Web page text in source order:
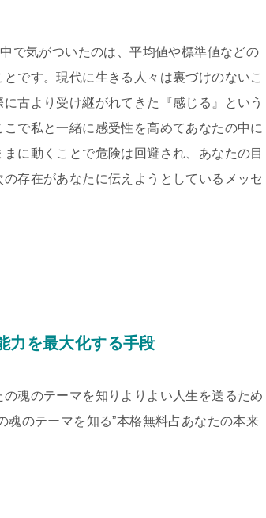
で気がついたのは、平均値や標準値などの
です。現代に生きる人々は裏づけのないこ
古より受け継がれてきた『感じる』という
で私と一緒に感受性を高めてあなたの中に
に動くことで危険は回避され、あなたの目
存在があなたに伝えようとしているメッセ
力を最大化する手段
魂のテーマを知りよりよい人生を送るため
魂のテーマを知る”本格無料占あなたの本来